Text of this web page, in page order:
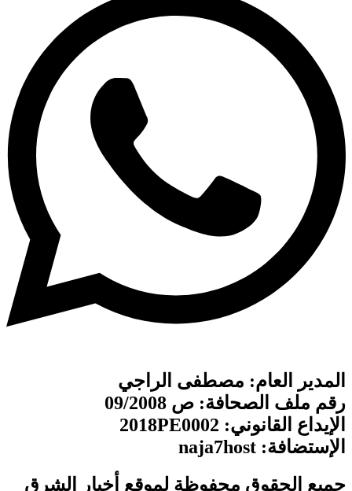
المدير العام: مصطفى الراجي
رقم ملف الصحافة: ص 09/2008
الإيداع القانوني: 2018PE0002
الإستضافة: naja7host
جميع الحقوق محفوظة لموقع أخبار الشرق